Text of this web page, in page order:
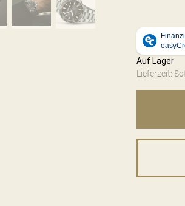
Auf Lager
Lieferzeit: